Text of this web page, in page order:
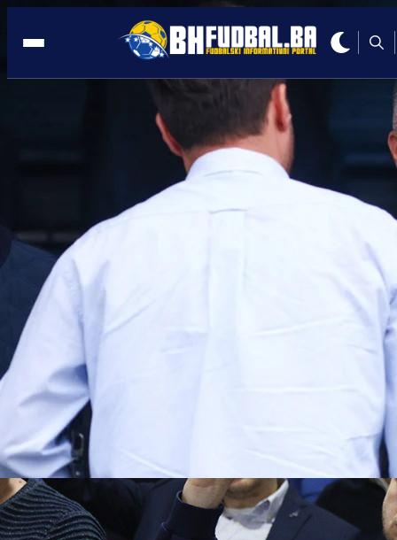
MOSTAR
13:38, 25.02.2025
KAD MISLE STATI? Željezničar do vrha
napunio Kruševo
Autor:
Redakcija
13:38, 25.02.2025